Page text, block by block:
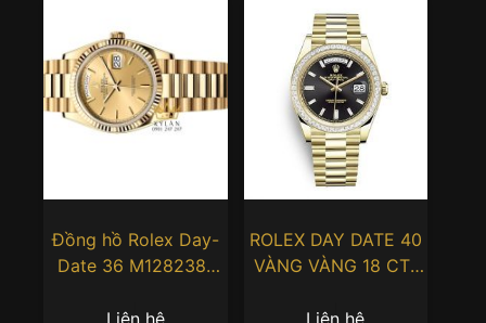
Đồng hồ Rolex Day-
Date 36 M128238-
mặt số Champagne
ROLEX DAY DATE 40
VÀNG VÀNG 18 CT-